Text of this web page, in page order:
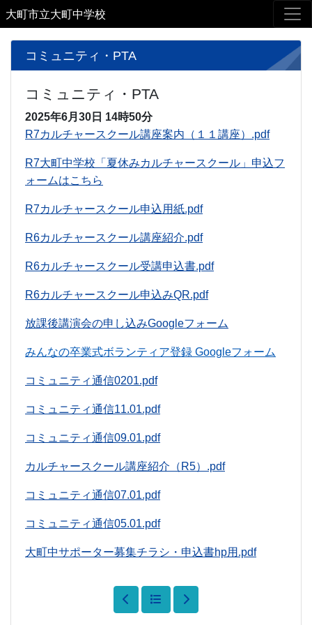
大町市立大町中学校
コミュニティ・PTA
コミュニティ・PTA
2025年6月30日 14時50分
R7カルチャースクール講座案内（１１講座）.pdf
R7大町中学校「夏休みカルチャースクール」申込フ
ォームはこちら
R7カルチャースクール申込用紙.pdf
R6カルチャースクール講座紹介.pdf
R6カルチャースクール受講申込書.pdf
R6カルチャースクール申込みQR.pdf
放課後講演会の申し込みGoogleフォーム
みんなの卒業式ボランティア登録 Googleフォーム
コミュニティ通信0201.pdf
コミュニティ通信11.01.pdf
コミュニティ通信09.01.pdf
カルチャースクール講座紹介（R5）.pdf
コミュニティ通信07.01.pdf
コミュニティ通信05.01.pdf
大町中サポーター募集チラシ・申込書hp用.pdf